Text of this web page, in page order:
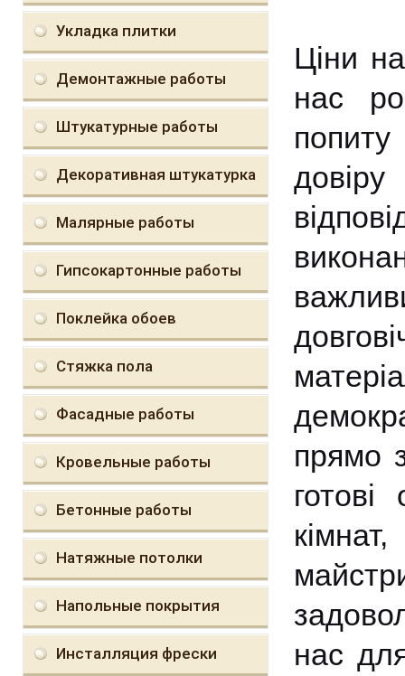
Укладка плитки
Демонтажные работы
Штукатурные работы
Декоративная штукатурка
Малярные работы
Гипсокартонные работы
Поклейка обоев
Стяжка пола
Фасадные работы
Кровельные работы
Бетонные работы
Натяжные потолки
Напольные покрытия
Инсталляция фрески
Ціни
нас
прямо
нас